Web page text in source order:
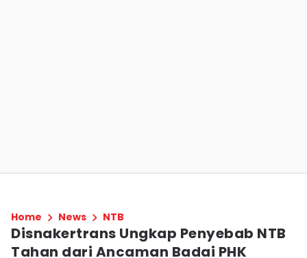
Home News NTB
Disnakertrans Ungkap Penyebab NTB
Tahan dari Ancaman Badai PHK